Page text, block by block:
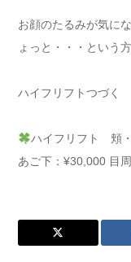
お顔のたるみが気に
ょっと・・・という
ハイフリフトつづく
ハイフリフト 頬
あご下：¥30,000 目